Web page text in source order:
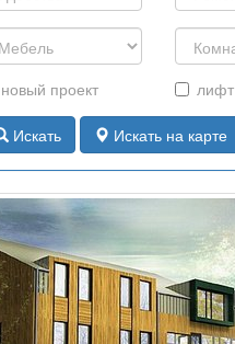
новый проект лифт
Искать Искать на карте